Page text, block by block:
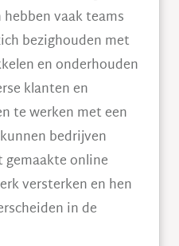
vaak teams
bezighouden met
en onderhouden
klanten en
te werken met een
bedrijven
online
versterken en hen
in de